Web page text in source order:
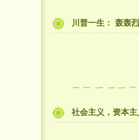
川普一生： 轰轰
社会主义，资本